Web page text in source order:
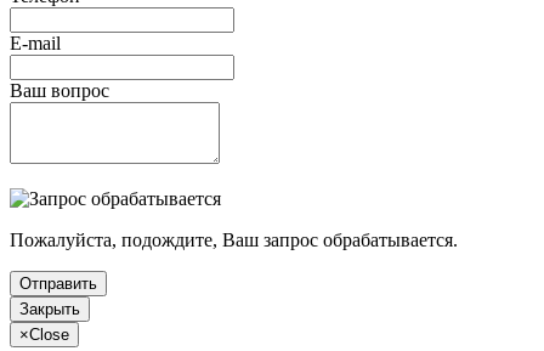
E-mail
Ваш вопрос
Пожалуйста, подождите, Ваш запрос обрабатывается.
Отправить
Закрыть
×Close